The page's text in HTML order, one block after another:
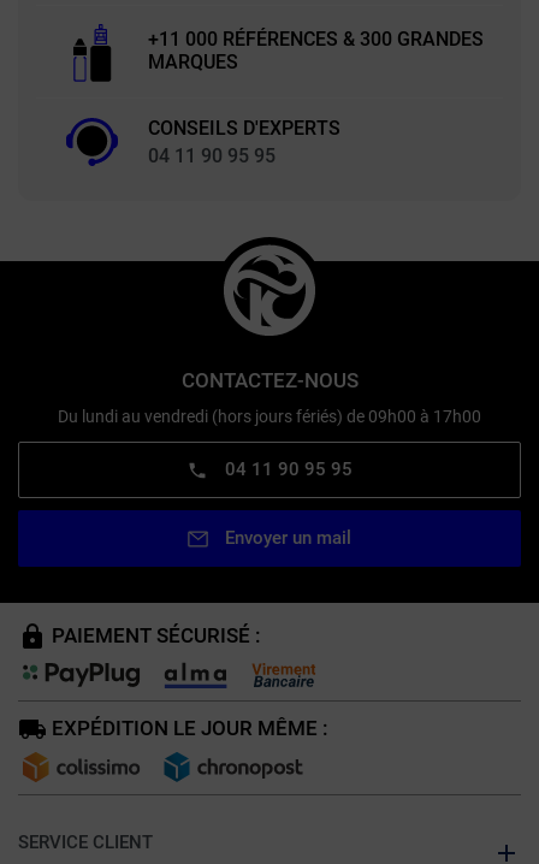
+11 000 RÉFÉRENCES & 300 GRANDES
MARQUES
CONSEILS D'EXPERTS
04 11 90 95 95
CONTACTEZ-NOUS
Du lundi au vendredi (hors jours fériés) de 09h00 à 17h00
04 11 90 95 95
Envoyer un mail
PAIEMENT SÉCURISÉ :
EXPÉDITION LE JOUR MÊME :
SERVICE CLIENT